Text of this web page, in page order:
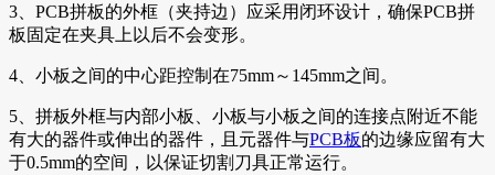
3、PCB拼板的外框（夹持边）应采用闭环设计，确保PCB拼
板固定在夹具上以后不会变形。
4、小板之间的中心距控制在75mm～145mm之间。
5、拼板外框与内部小板、小板与小板之间的连接点附近不能
有大的器件或伸出的器件，且元器件与PCB板的边缘应留有大
于0.5mm的空间，以保证切割刀具正常运行。